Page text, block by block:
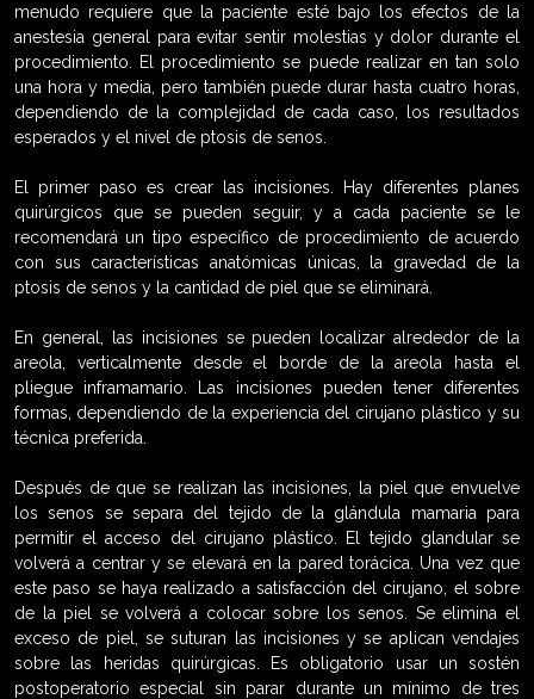
menudo requiere que la paciente esté bajo los efectos de la
anestesia general para evitar sentir molestias y dolor durante el
procedimiento. El procedimiento se puede realizar en tan solo
una hora y media, pero también puede durar hasta cuatro horas,
dependiendo de la complejidad de cada caso, los resultados
esperados y el nivel de ptosis de senos.
El primer paso es crear las incisiones. Hay diferentes planes
quirúrgicos que se pueden seguir, y a cada paciente se le
recomendará un tipo específico de procedimiento de acuerdo
con sus características anatómicas únicas, la gravedad de la
ptosis de senos y la cantidad de piel que se eliminará.
En general, las incisiones se pueden localizar alrededor de la
areola, verticalmente desde el borde de la areola hasta el
pliegue inframamario. Las incisiones pueden tener diferentes
formas, dependiendo de la experiencia del cirujano plástico y su
técnica preferida.
Después de que se realizan las incisiones, la piel que envuelve
los senos se separa del tejido de la glándula mamaria para
permitir el acceso del cirujano plástico. El tejido glandular se
volverá a centrar y se elevará en la pared torácica. Una vez que
este paso se haya realizado a satisfacción del cirujano, el sobre
de la piel se volverá a colocar sobre los senos. Se elimina el
exceso de piel, se suturan las incisiones y se aplican vendajes
sobre las heridas quirúrgicas. Es obligatorio usar un sostén
postoperatorio especial sin parar durante un mínimo de tres